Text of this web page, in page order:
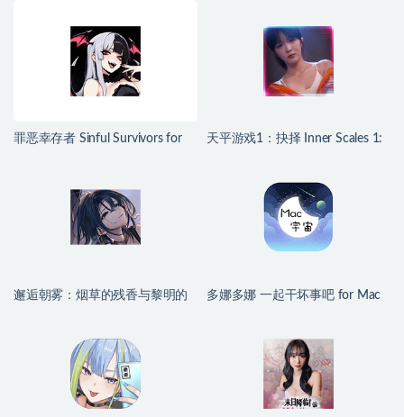
罪恶幸存者 Sinful Survivors for
天平游戏1：抉择 Inner Scales 1:
邂逅朝雾：烟草的残香与黎明的
多娜多娜 一起干坏事吧 for Mac